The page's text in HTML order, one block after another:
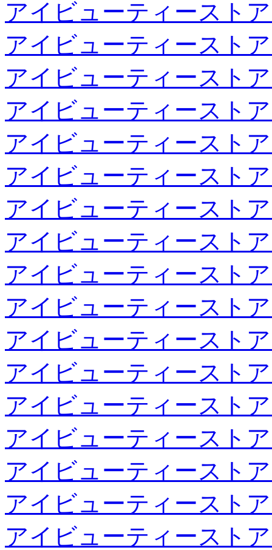
アイビューティースト
アイビューティースト
アイビューティースト
アイビューティースト
アイビューティースト
アイビューティースト
アイビューティースト
アイビューティースト
アイビューティースト
アイビューティースト
アイビューティースト
アイビューティースト
アイビューティースト
アイビューティースト
アイビューティースト
アイビューティースト
アイビューティースト